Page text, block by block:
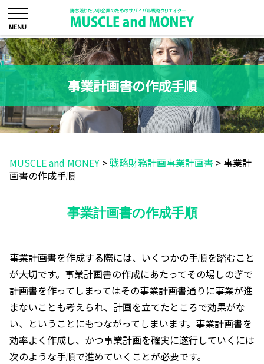
事業計画書の作成手順
MUSCLE and MONEY >戦略財務計画事業計画書 > 事業計
画書の作成手順
事業計画書の作成手順
事業計画書を作成する際には、いくつかの手順を踏むこと
が大切です。事業計画書の作成にあたってその場しのぎで
計画書を作ってしまってはその事業計画書通りに事業が進
まないことも考えられ、計画を立てたところで効果がな
い、ということにもつながってしまいます。事業計画書を
効率よく作成し、かつ事業計画を確実に遂行していくには
次のような手順で進めていくことが必要です。